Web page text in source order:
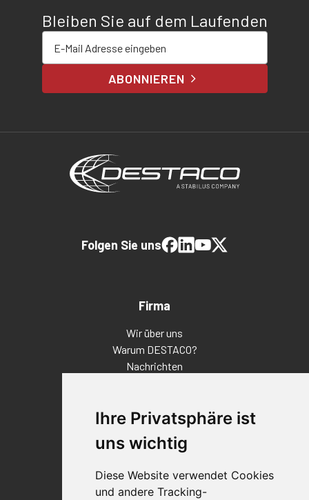
Ihre Privatsphäre ist
uns wichtig
Diese Website verwendet Cookies
und andere Tracking-
Bleiben Sie auf dem Laufenden
ABONNIEREN
Firma
Wir über uns
Warum DESTACO?
Nachrichten
Standorte
Qualitätsaussage
Kontakt
Folgen Sie uns